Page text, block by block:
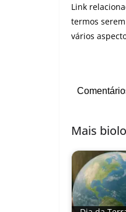
Link
termos
vários
Mais